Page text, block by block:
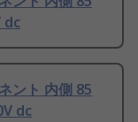
dc
ント 内側 85
dc